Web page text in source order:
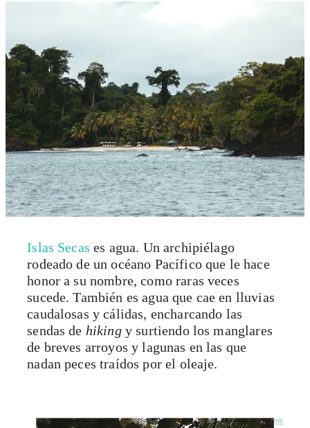
Islas Secases agua. Un archipiélago
rodeado de un océano Pacífico que le hace
honor a su nombre, como raras veces
sucede. También es agua que cae en lluvias
caudalosas y cálidas, encharcando las
sendas de hikingy surtiendo los manglares
de breves arroyos y lagunas en las que
nadan peces traídos por el oleaje.